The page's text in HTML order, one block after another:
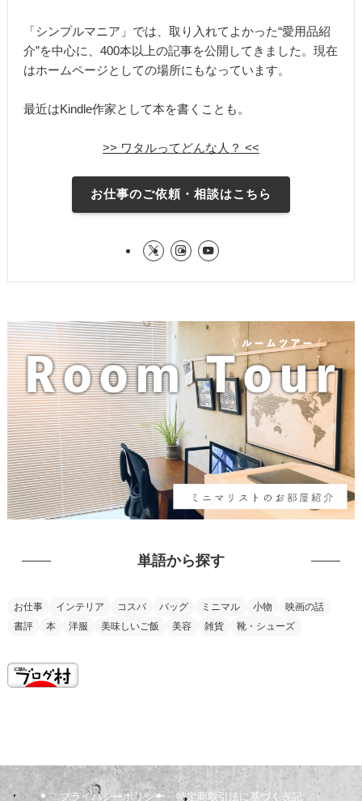
「シンプルマニア」では、取り入れてよかった“愛用品紹
介”を中心に、400本以上の記事を公開してきました。現在
はホームページとしての場所にもなっています。
最近はKindle作家として本を書くことも。
>> ワタルってどんな人？ <<
お仕事のご依頼・相談はこちら
単語から探す
お仕事 インテリア コスパ バッグ ミニマル 小物
映画の話
書評
本 洋服 美味しいご飯 美容 雑貨 靴・シューズ
プライバシーポリシー 特定商取引法に基づく表記